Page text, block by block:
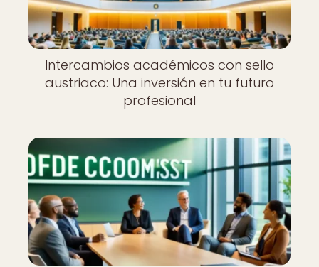
Intercambios académicos con sello
austriaco: Una inversión en tu futuro
profesional